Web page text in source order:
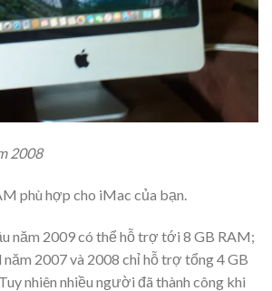
2008
phù hợp cho iMac của bạn.
năm 2009 có thể hỗ trợ tới 8 GB RAM;
2007 và 2008 chỉ hỗ trợ tổng 4 GB
nhiên nhiều người đã thành công khi